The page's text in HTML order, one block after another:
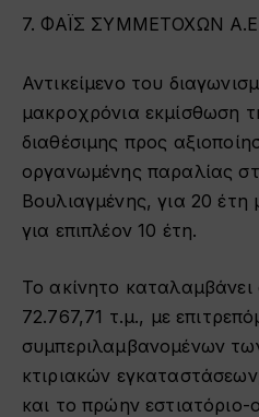
7. ΦΑΪΣ ΣΥΜΜΕΤΟΧΩΝ
Αντικείμενο του
μακροχρόνια εκμίσθωση
διαθέσιμης προς
οργανωμένης παραλίας
Βουλιαγμένης, για 20
για επιπλέον 10 έτη.
Το ακίνητο καταλαμβάνει
72.767,71 τ.μ., με
συμπεριλαμβανομένων
κτιριακών
και το πρώην